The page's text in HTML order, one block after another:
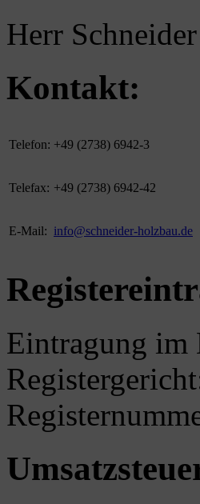
Herr Schneider
Kontakt:
Telefon: +49 (2738) 6942-3
Telefax: +49 (2738) 6942-42
E-Mail: info@schneider-holzbau.de
Eintragung im